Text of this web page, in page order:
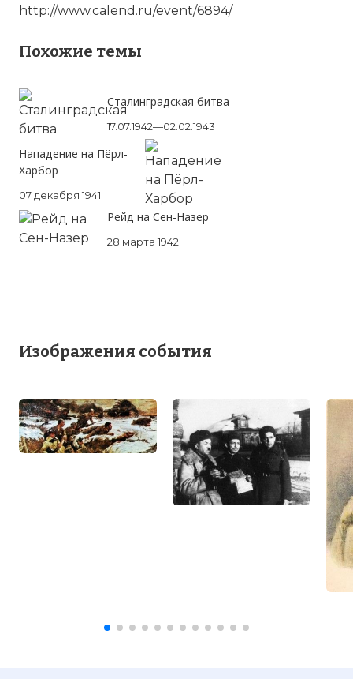
http://www.calend.ru/event/6894/
Похожие темы
Сталинградская битва
17.07.1942—02.02.1943
Нападение на Пёрл-
Харбор
07 декабря 1941
Рейд на Сен-Назер
28 марта 1942
Изображения события